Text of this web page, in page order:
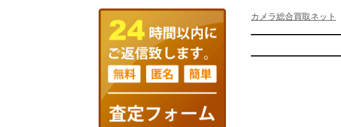
カメラ総合買取ネット